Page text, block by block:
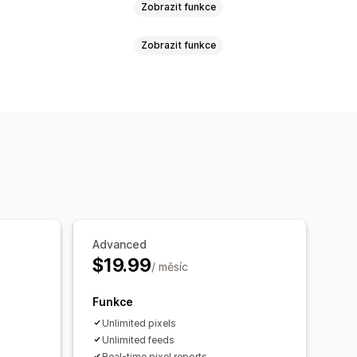
Zobrazit funkce
Zobrazit funkce
Advanced
$19.99/ měsíc
Funkce
Unlimited pixels
Unlimited feeds